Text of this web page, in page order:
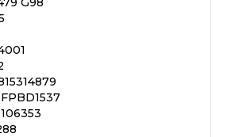
FPBD1537
106353